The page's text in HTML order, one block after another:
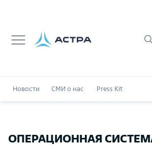
Новости СМИ о нас Press Kit
ОПЕРАЦИОННАЯ